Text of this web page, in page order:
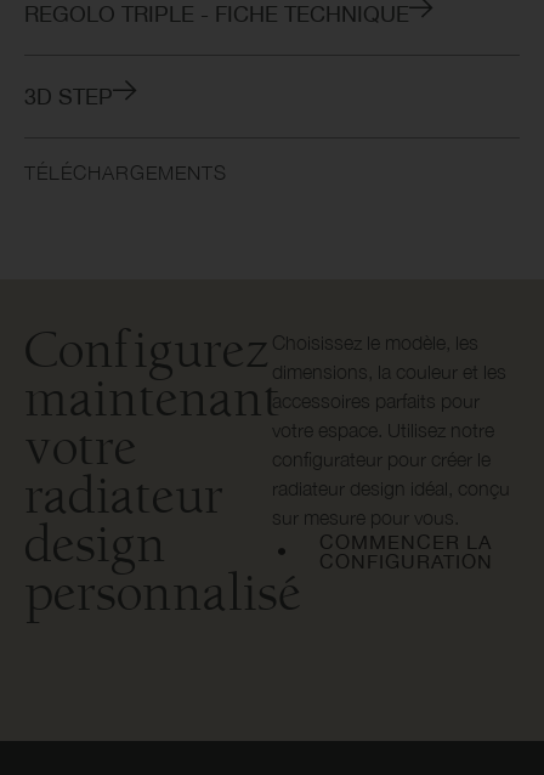
REGOLO TRIPLE - FICHE TECHNIQUE
3D STEP
TÉLÉCHARGEMENTS
Configurez
maintenant
votre
radiateur
design
personnalisé
Choisissez le modèle, les
dimensions, la couleur et les
accessoires parfaits pour
votre espace. Utilisez notre
configurateur pour créer le
radiateur design idéal, conçu
sur mesure pour vous.
COMMENCER LA
CONFIGURATION